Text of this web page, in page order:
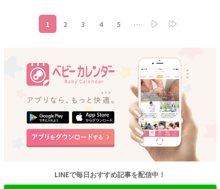
義父母との同居が始まりましたが、1年経っ
1 2 3 4 5 …
LINEで毎日おすすめ記事を配信中！